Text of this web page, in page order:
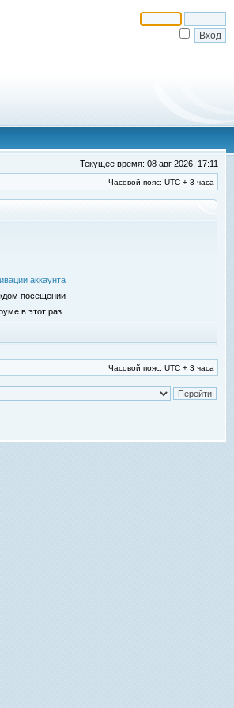
Текущее время: 08 авг 2026, 17:11
Часовой пояс: UTC + 3 часа
аккаунта
посещении
в этот раз
Часовой пояс: UTC + 3 часа